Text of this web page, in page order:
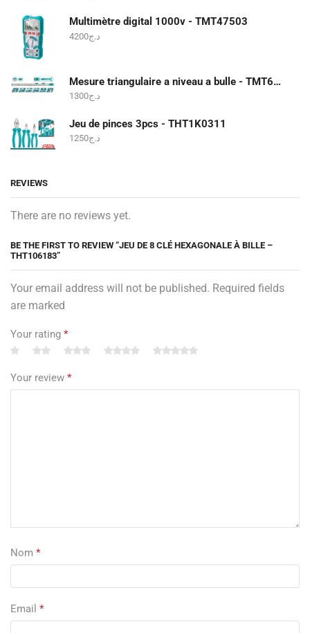
Multimètre digital 1000v - TMT47503
د.ج4200
Mesure triangulaire a niveau a bulle - TMT646003
د.ج1300
Jeu de pinces 3pcs - THT1K0311
د.ج1250
REVIEWS
There are no reviews yet.
BE THE FIRST TO REVIEW “JEU DE 8 CLÉ HEXAGONALE À BILLE –
THT106183”
Your email address will not be published. Required fields
are marked
Your rating *
Your review *
Nom *
Email *